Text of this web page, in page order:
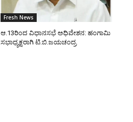
Fresh News
ಆ.13ರಿಂದ ವಿಧಾನಸಭೆ ಅಧಿವೇಶನ: ಹಂಗಾಮಿ
ಸಭಾಧ್ಯಕ್ಷರಾಗಿ ಟಿ.ಬಿ.ಜಯಚಂದ್ರ